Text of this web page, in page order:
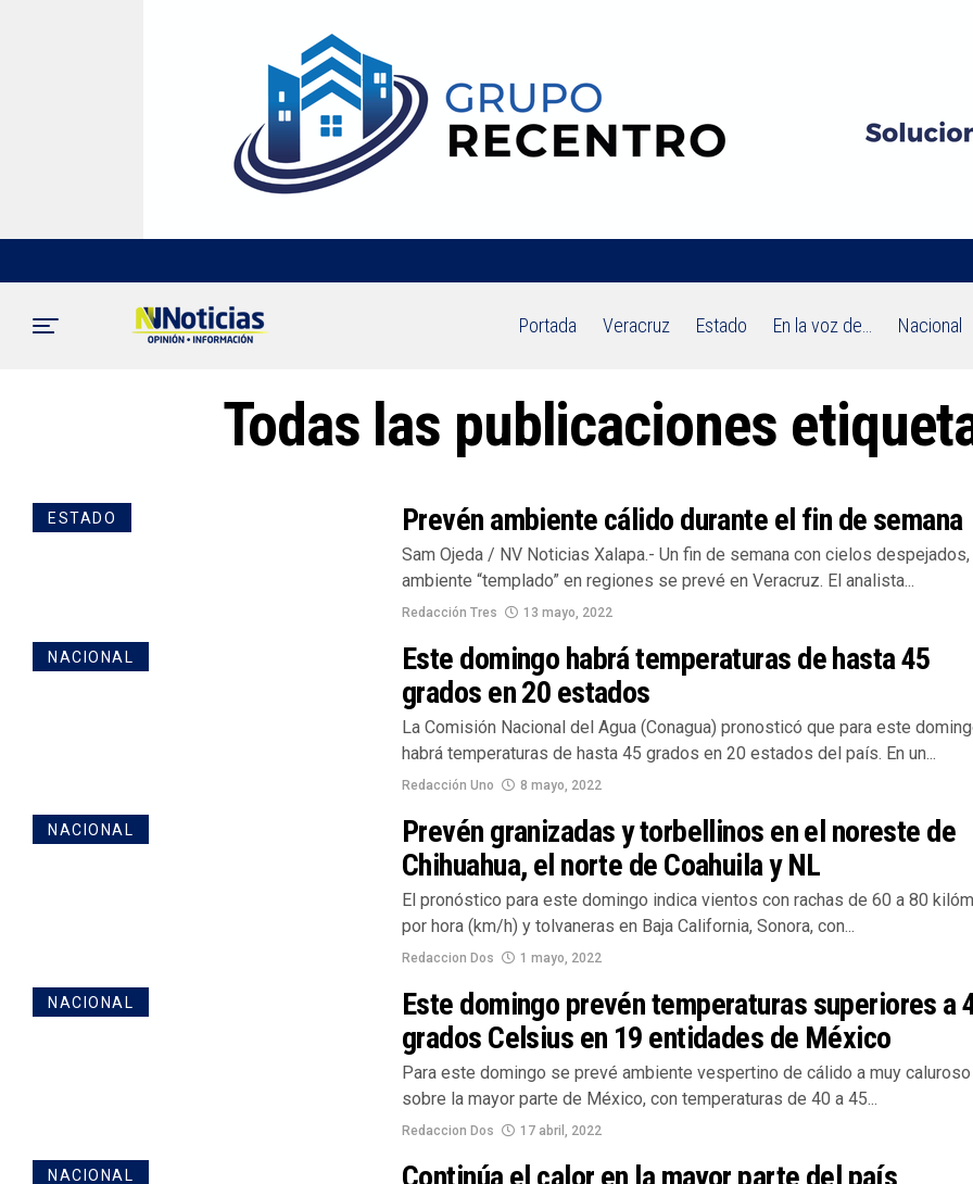
Portada Veracruz Estado En la voz de… Nacional
Todas las publicaciones
ESTADO Prevén ambiente cálido durante el fin de semana
Sam Ojeda / NV Noticias Xalapa.- Un fin de semana con cielos despejados,
ambiente “templado” en regiones se prevé en Veracruz. El analista...
Redacción Tres 13 mayo, 2022
NACIONAL
Este domingo habrá temperaturas de hasta 45
grados en 20 estados
La Comisión Nacional del Agua (Conagua) pronosticó que para este
habrá temperaturas de hasta 45 grados en 20 estados del país. En un...
Redacción Uno 8 mayo, 2022
NACIONAL
Prevén granizadas y torbellinos en el noreste de
Chihuahua, el norte de Coahuila y NL
El pronóstico para este domingo indica vientos con rachas de 60 a 80
por hora (km/h) y tolvaneras en Baja California, Sonora, con...
Redaccion Dos 1 mayo, 2022
NACIONAL
Este domingo prevén temperaturas superiores a
grados Celsius en 19 entidades de México
Para este domingo se prevé ambiente vespertino de cálido a muy caluroso
sobre la mayor parte de México, con temperaturas de 40 a 45...
Redaccion Dos 17 abril, 2022
NACIONAL